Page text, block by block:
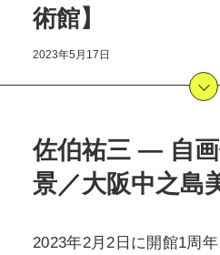
POLICY
術館】
2023年5月17日
佐伯祐三 ― 自
景／大阪中之島
2023年2月2日に開館1周